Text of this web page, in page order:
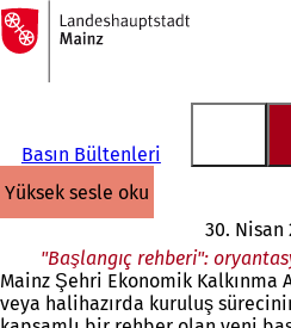
İçeriğe atla
Ana
sayfaya
Basın Bültenleri
yüksek sesle oku
30. Nisan
"Başlangıç rehberi":
Mainz Şehri Ekonomik Kalkınma
veya halihazırda kuruluş